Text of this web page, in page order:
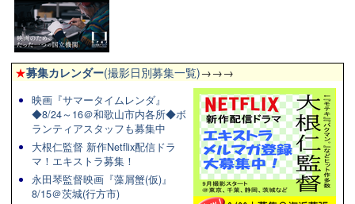
★募集カレンダー(撮影日別募集一覧)→→→
映画『サマータイムレンダ』
◆8/24～16＠和歌山市内各所◆ボ
ランティアスタッフも募集中
大根仁監督 新作Netflix配信ドラ
マ！エキストラ募集！
永田琴監督映画『藻屑蟹(仮)』
8/15＠茨城(行方市)